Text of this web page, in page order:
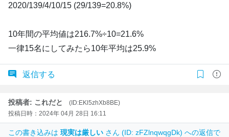
2020/139/4/10/15 (29/139=20.8%)
10年間の平均値は216.7%÷10=21.6%
一律15名にしてみたら10年平均は25.9%
返信する
投稿者: これだと
(ID:EKl5zhXb8BE)
投稿日時：2024年 04月 28日 16:11
この書き込みは 現実は厳しい さん (ID: zFZlnqwqgDk) への返信で